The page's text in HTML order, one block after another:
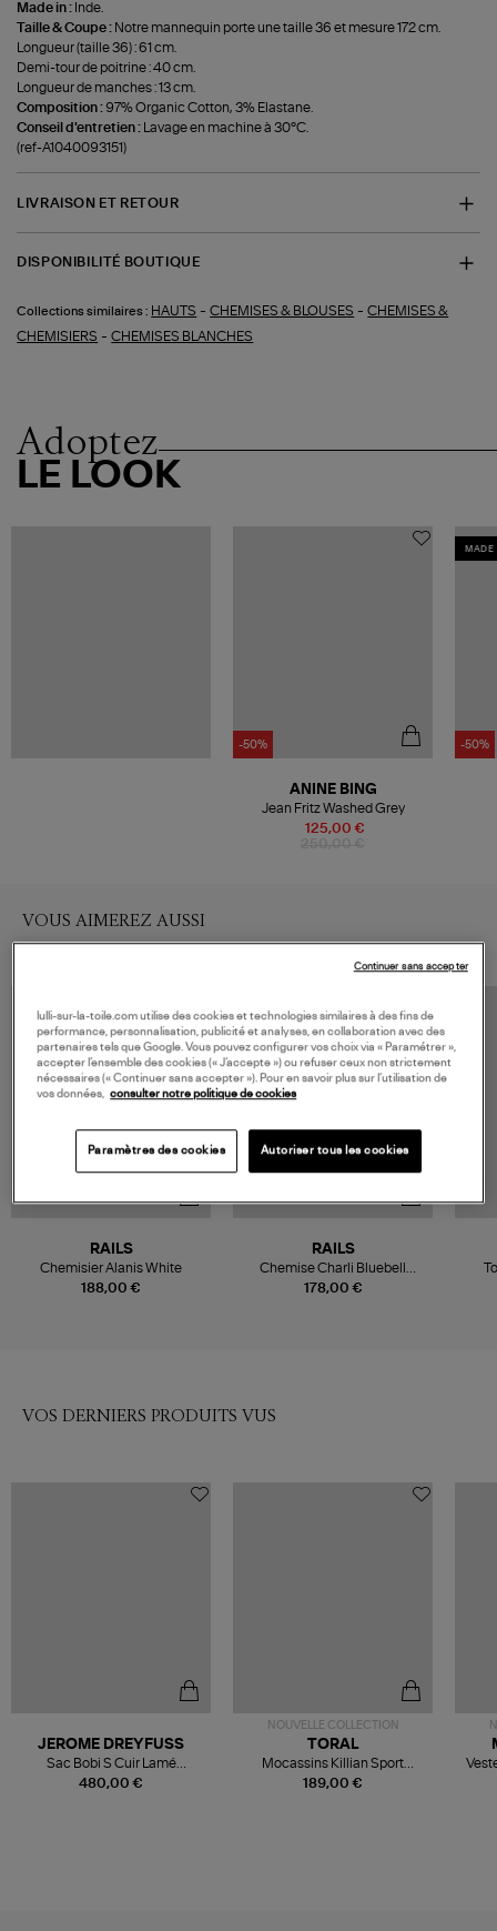
Made in : Inde.
Taille & Coupe : Notre mannequin porte une taille 36 et mesure 172 cm.
Longueur (taille 36) : 61 cm.
Demi-tour de poitrine : 40 cm.
Longueur de manches : 13 cm.
Composition : 97% Organic Cotton, 3% Elastane.
Conseil d'entretien :
Lavage en machine à 30°C.
(ref-A1040093151)
LIVRAISON ET RETOUR
DISPONIBILITÉ BOUTIQUE
Collections similaires : HAUTS -CHEMISES & BLOUSES -CHEMISES &
CHEMISIERS -CHEMISES BLANCHES
Adoptez
LE LOOK
-50%
125,00 €
ANINE BING
Jean Fritz Washed Grey
MADE
-50%
VOUS AIMEREZ AUSSI
188,00 €
RAILS
Chemisier Alanis White
178,00 €
RAILS
Chemise Charli Bluebell
Carnations
VOS DERNIERS PRODUITS VUS
480,00 €
JEROME DREYFUSS
Sac Bobi S Cuir Lamé
Champagne
NOUVELLE COLLECTION
189,00 €
TORAL
Mocassins Killian Sport
Mousse
lulli-sur-la-toile.com utilise des cookies et technologies similaires à des fins de
performance, personnalisation, publicité et analyses, en collaboration avec des
partenaires tels que Google. Vous pouvez configurer vos choix via « Paramétrer »,
accepter l’ensemble des cookies (« J’accepte ») ou refuser ceux non strictement
nécessaires (« Continuer sans accepter »). Pour en savoir plus sur l’utilisation de
vos données,
consulter notre politique de cookies
Paramètres des cookies Autoriser tous les cookies
Continuer sans accepter